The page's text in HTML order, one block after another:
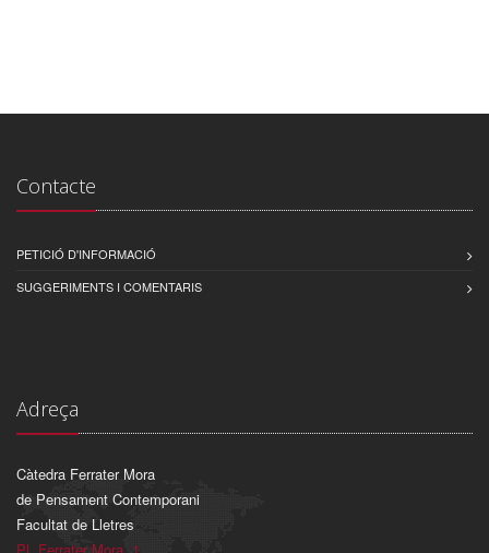
Contacte
PETICIÓ D'INFORMACIÓ
SUGGERIMENTS I COMENTARIS
Adreça
Càtedra Ferrater Mora
de Pensament Contemporani
Facultat de Lletres